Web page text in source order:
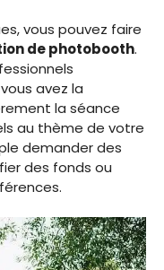
vous pouvez faire
de photobooth.
avez la
la séance
au thème de votre
demander des
des fonds ou